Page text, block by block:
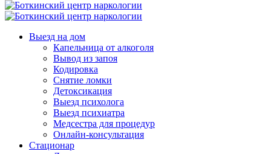
Выезд на дом
Капельница от алкоголя
Вывод из запоя
Кодировка
Снятие ломки
Детоксикация
Выезд психолога
Выезд психиатра
Медсестра для процедур
Онлайн-консультация
Стационар